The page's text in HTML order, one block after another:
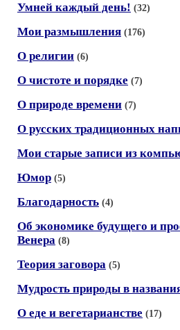
Умней каждый день! (32)
Мои размышления (176)
О религии (6)
О чистоте и порядке (7)
О природе времени (7)
О русских традиционных
Мои старые записи из
Юмор (5)
Благодарность (4)
Об экономике будущего и
Венера (8)
Теория заговора (5)
Мудрость природы в
О еде и вегетарианстве (17)